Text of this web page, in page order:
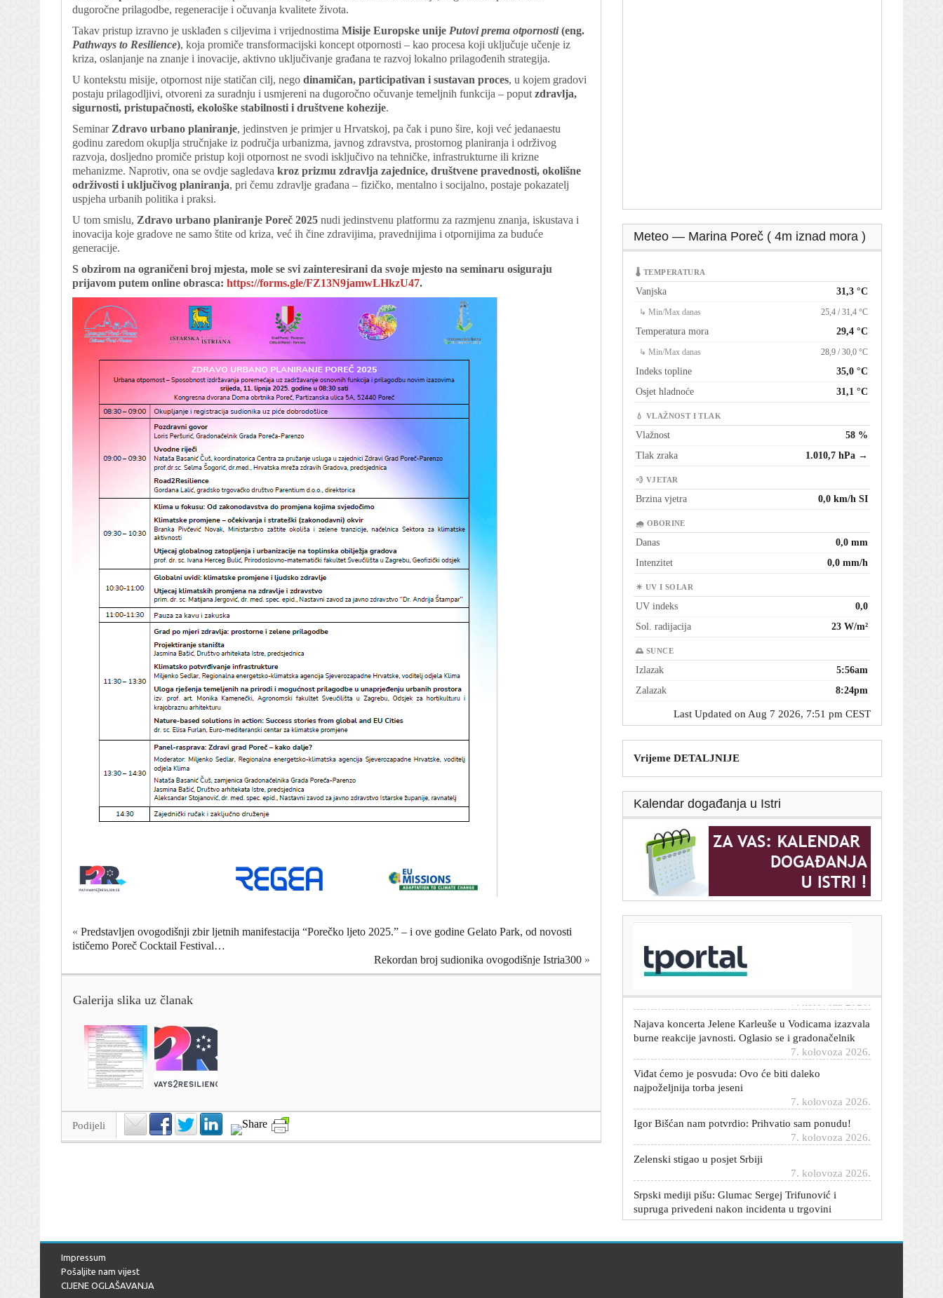
dugoročne prilagodbe, regeneracije i očuvanja kvalitete života.
Takav pristup izravno je usklađen s ciljevima i vrijednostima Misije Europske unije Putovi prema otpornosti(eng.
Pathways to Resilience), koja promiče transformacijski koncept otpornosti – kao procesa koji uključuje učenje iz
kriza, oslanjanje na znanje i inovacije, aktivno uključivanje građana te razvoj lokalno prilagođenih strategija.
U kontekstu misije, otpornost nije statičan cilj, nego dinamičan, participativan i sustavan proces, u kojem gradovi
postaju prilagodljivi, otvoreni za suradnju i usmjereni na dugoročno očuvanje temeljnih funkcija – poput zdravlja,
sigurnosti, pristupačnosti, ekološke stabilnosti i društvene kohezije.
Seminar Zdravo urbano planiranje, jedinstven je primjer u Hrvatskoj, pa čak i puno šire, koji već jedanaestu
godinu zaredom okuplja stručnjake iz područja urbanizma, javnog zdravstva, prostornog planiranja i održivog
razvoja, dosljedno promiče pristup koji otpornost ne svodi isključivo na tehničke, infrastrukturne ili krizne
mehanizme. Naprotiv, ona se ovdje sagledava kroz prizmu zdravlja zajednice, društvene pravednosti, okolišne
održivosti i uključivog planiranja, pri čemu zdravlje građana – fizičko, mentalno i socijalno, postaje pokazatelj
uspjeha urbanih politika i praksi.
U tom smislu, Zdravo urbano planiranje Poreč 2025 nudi jedinstvenu platformu za razmjenu znanja, iskustava i
inovacija koje gradove ne samo štite od kriza, već ih čine zdravijima, pravednijima i otpornijima za buduće
generacije.
S obzirom na ograničeni broj mjesta, mole se svi zainteresirani da svoje mjesto na seminaru osiguraju
prijavom putem online obrasca: https://forms.gle/FZ13N9jamwLHkzU47.
« Predstavljen ovogodišnji zbir ljetnih manifestacija “Porečko ljeto 2025.” – i ove godine Gelato Park, od novosti
ističemo Poreč Cocktail Festival…
Rekordan broj sudionika ovogodišnje Istria300 »
Galerija slika uz članak
Podijeli
Meteo — Marina Poreč ( 4m iznad mora )
🌡 TEMPERATURA
Vanjska 31,3 °C
↳ Min/Max danas 25,4 / 31,4 °C
Temperatura mora 29,4 °C
↳ Min/Max danas 28,9 / 30,0 °C
Indeks topline
35,0 °C
Osjet hladnoće
31,1 °C
💧 VLAŽNOST I TLAK
Vlažnost
58 %
Tlak zraka
1.010,7 hPa →
💨 VJETAR
Brzina vjetra 0,0 km/h SI
🌧 OBORINE
Danas
0,0 mm
Intenzitet
0,0 mm/h
☀ UV I SOLAR
UV indeks
0,0
Sol. radijacija
23 W/m²
🌅 SUNCE
Izlazak
5:56am
Zalazak
8:24pm
Last Updated on Aug 7 2026, 7:51 pm CEST
Vrijeme DETALJNIJE
Kalendar događanja u Istri
Vinicius potpisao novi ugovor s Realom, a Luka
Modrić svojom reakcijom sve oduševio
Najava koncerta Jelene Karleuše u Vodicama izazvala
7. kolovoza 2026.
Viđat ćemo je posvuda: Ovo će biti daleko
7. kolovoza 2026.
Igor Bišćan nam potvrdio: Prihvatio sam ponudu!
Srpski mediji pišu: Glumac Sergej Trifunović i
7. kolovoza 2026.
Stručnjak o radu NE Krško: 'Situacija još nije toliko
Impressum
Pošaljite nam vijest
CIJENE OGLAŠAVANJA